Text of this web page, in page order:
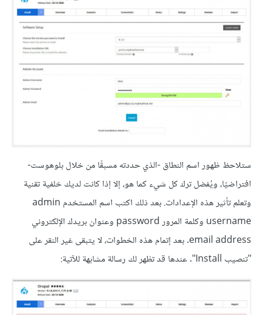
ستلاحظ ظهور اسم النطاق -الذي حددته مسبقًا من خلال بلوهوست-
افتراضيًا، ويُفضل ترك كل شيء كما هو، إلا إذا كانت لديك خلفية تقنية
وتعلم تأثير هذه الإعدادات. بعد ذلك اكتب اسم المستخدم admin
username وكلمة المرور password وعنوان بريدك الإلكتروني
email address. بعد إتمام هذه الخطوات، لا يتبقى غير النقر على
"تنصيب Install". عندها قد تظهر لك رسالة مشابهة للآتية: